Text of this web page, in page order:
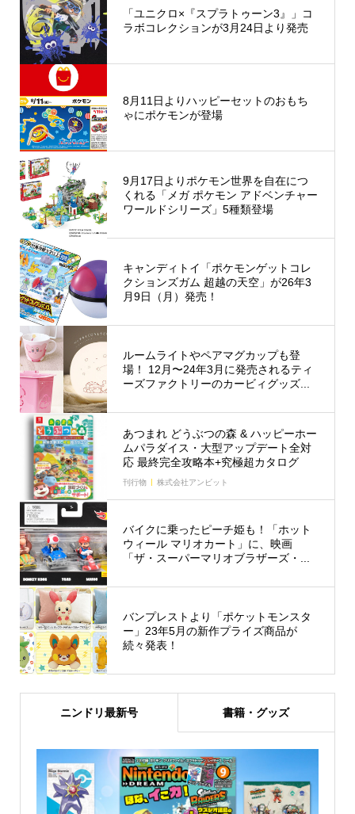
「ユニクロ×『スプラトゥーン3』」コ
ラボコレクションが3月24日より発売
8月11日よりハッピーセットのおもち
ゃにポケモンが登場
9月17日よりポケモン世界を自在につ
くれる「メガ ポケモン アドベンチャー
ワールドシリーズ」5種類登場
キャンディトイ「ポケモンゲットコレ
クションズガム 超越の天空」が26年3
月9日（月）発売！
ルームライトやペアマグカップも登
場！ 12月〜24年3月に発売されるティ
ーズファクトリーのカービィグッズ...
あつまれ どうぶつの森 & ハッピーホー
ムパラダイス・大型アップデート全対
応 最終完全攻略本+究極超カタログ
刊行物 株式会社アンビット
バイクに乗ったピーチ姫も！「ホット
ウィール マリオカート」に、映画
「ザ・スーパーマリオブラザーズ・...
バンプレストより「ポケットモンスタ
ー」23年5月の新作プライズ商品が
続々発表！
ニンドリ最新号 書籍・グッズ